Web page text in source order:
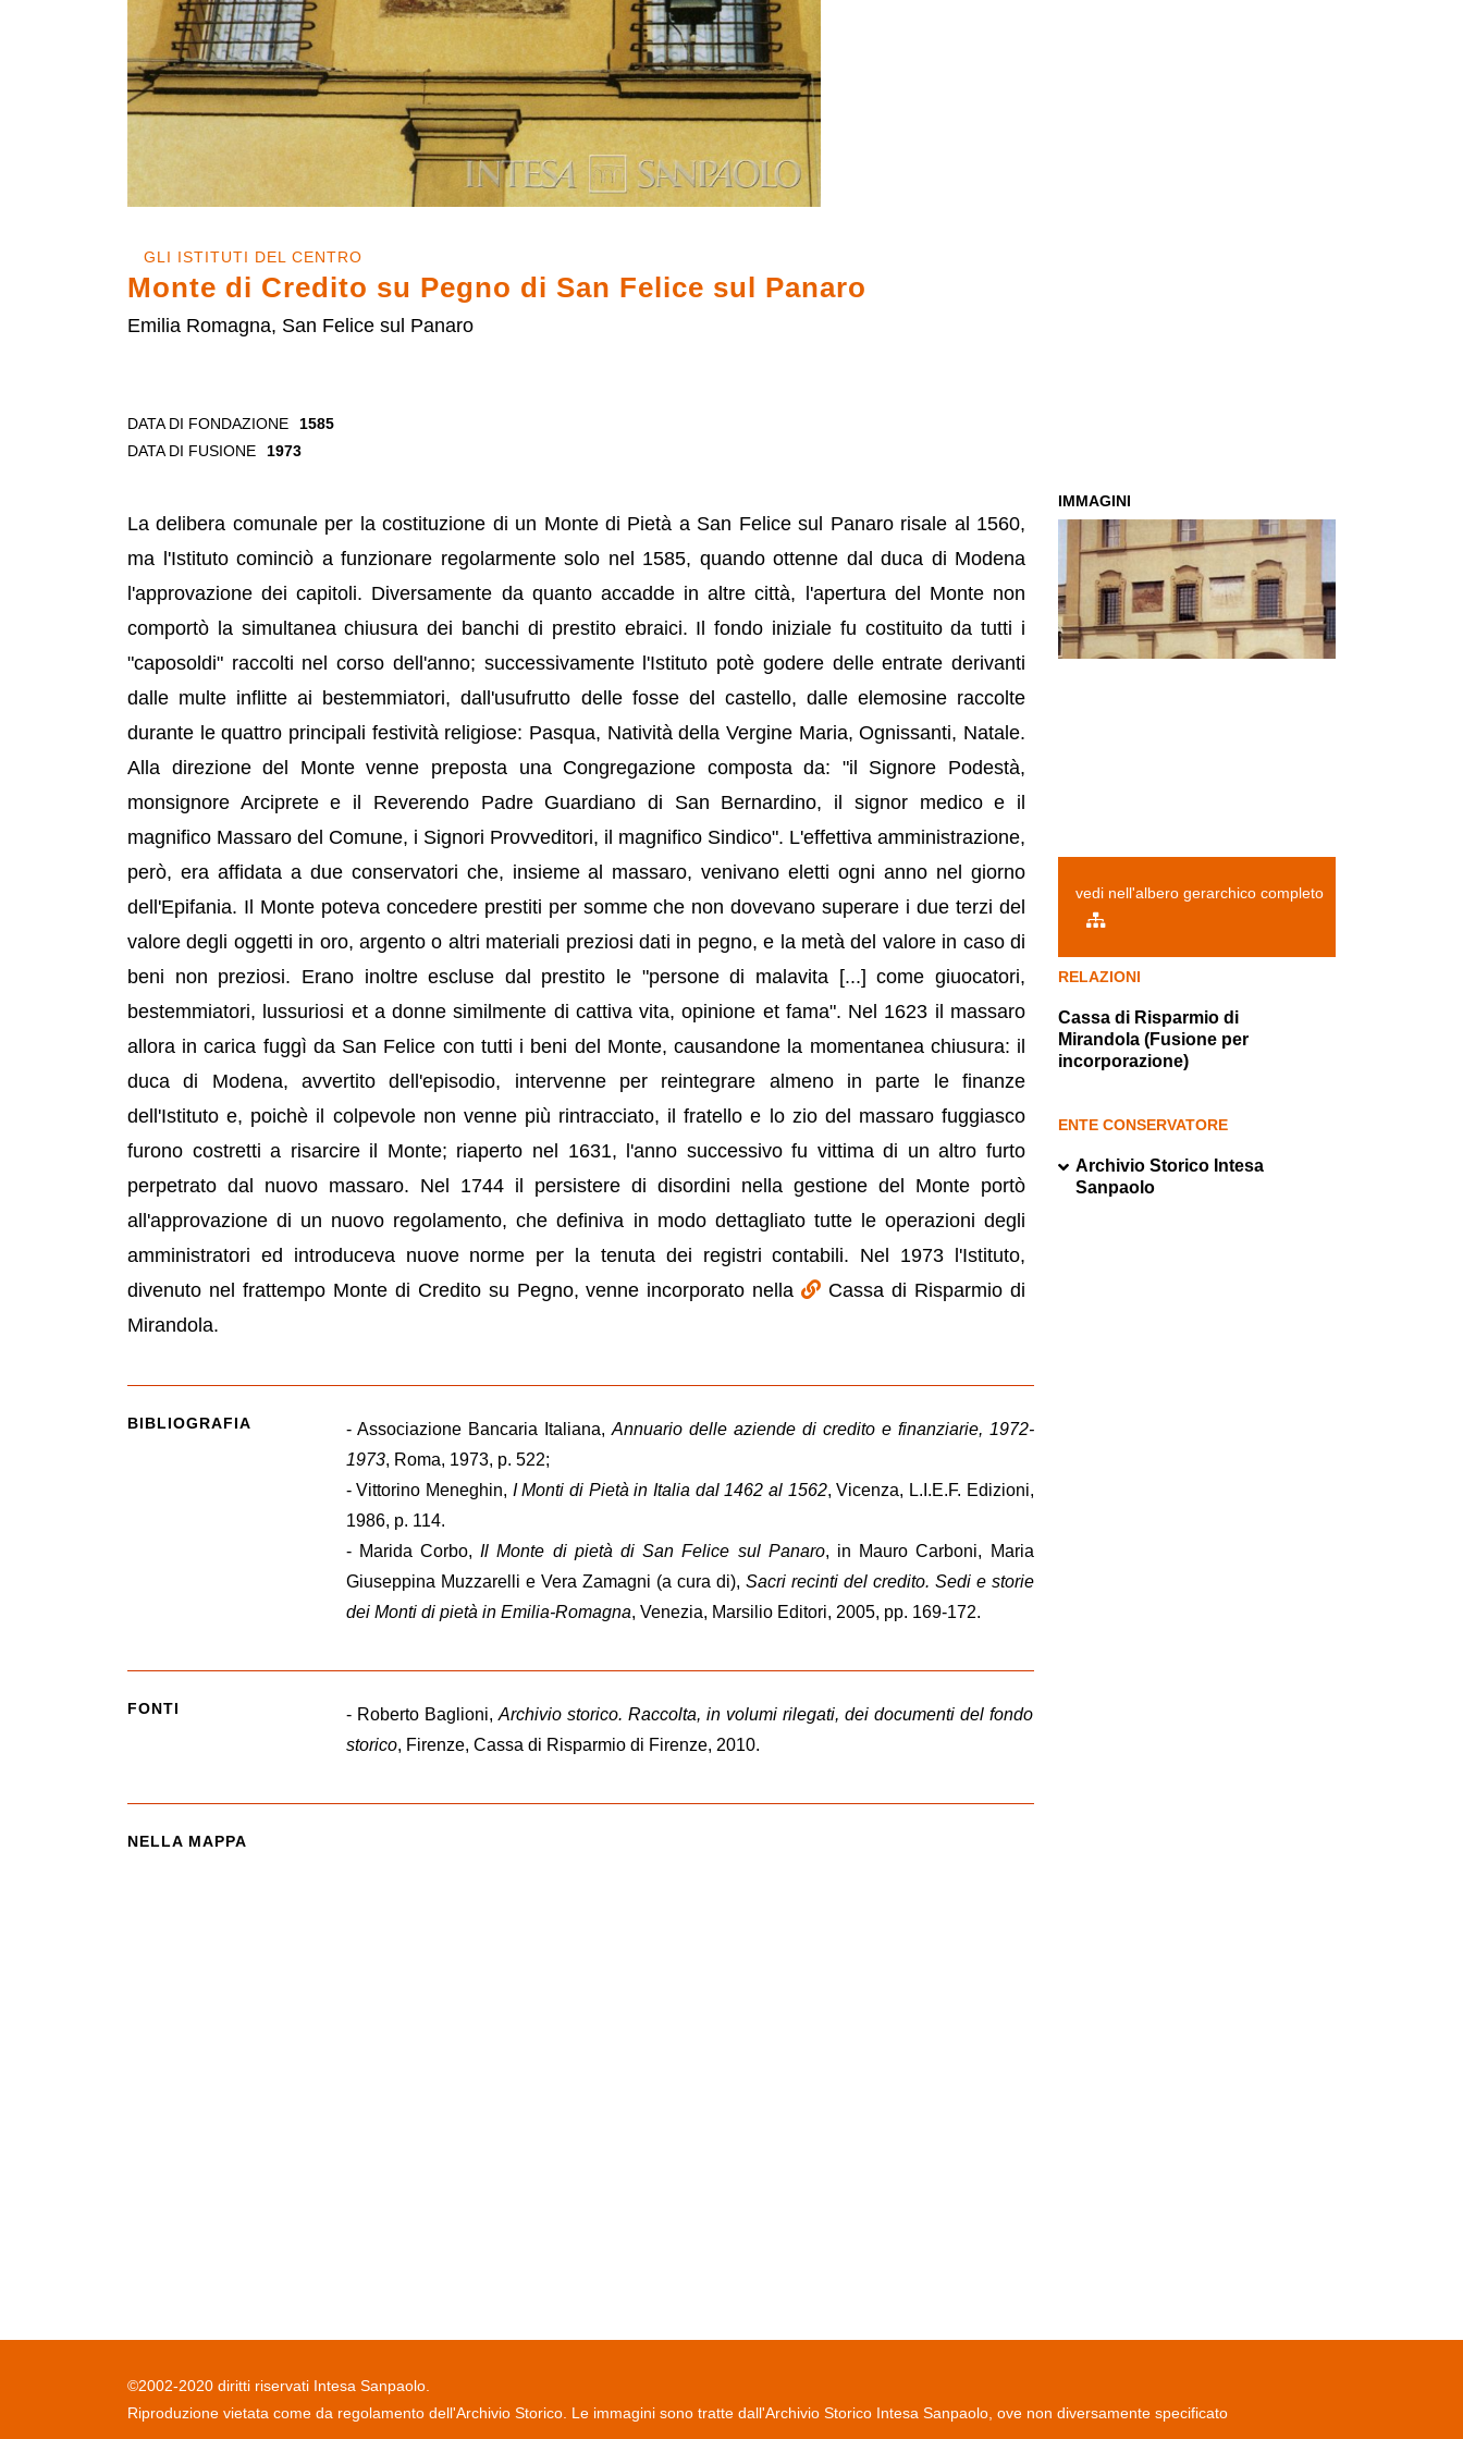
GLI ISTITUTI DEL CENTRO
Monte di Credito su Pegno di San Felice sul Panaro
Emilia Romagna, San Felice sul Panaro
DATA DI FONDAZIONE
1585
DATA DI FUSIONE
1973
La delibera comunale per la costituzione di un Monte di Pietà a San Felice sul Panaro risale al 1560,
ma l'Istituto cominciò a funzionare regolarmente solo nel 1585, quando ottenne dal duca di Modena
l'approvazione dei capitoli. Diversamente da quanto accadde in altre città, l'apertura del Monte non
comportò la simultanea chiusura dei banchi di prestito ebraici. Il fondo iniziale fu costituito da tutti i
"caposoldi" raccolti nel corso dell'anno; successivamente l'Istituto potè godere delle entrate derivanti
dalle multe inflitte ai bestemmiatori, dall'usufrutto delle fosse del castello, dalle elemosine raccolte
durante le quattro principali festività religiose: Pasqua, Natività della Vergine Maria, Ognissanti, Natale.
Alla direzione del Monte venne preposta una Congregazione composta da: "il Signore Podestà,
monsignore Arciprete e il Reverendo Padre Guardiano di San Bernardino, il signor medico e il
magnifico Massaro del Comune, i Signori Provveditori, il magnifico Sindico". L'effettiva amministrazione,
però, era affidata a due conservatori che, insieme al massaro, venivano eletti ogni anno nel giorno
dell'Epifania. Il Monte poteva concedere prestiti per somme che non dovevano superare i due terzi del
valore degli oggetti in oro, argento o altri materiali preziosi dati in pegno, e la metà del valore in caso di
beni non preziosi. Erano inoltre escluse dal prestito le "persone di malavita [...] come giuocatori,
bestemmiatori, lussuriosi et a donne similmente di cattiva vita, opinione et fama". Nel 1623 il massaro
allora in carica fuggì da San Felice con tutti i beni del Monte, causandone la momentanea chiusura: il
duca di Modena, avvertito dell'episodio, intervenne per reintegrare almeno in parte le finanze
dell'Istituto e, poichè il colpevole non venne più rintracciato, il fratello e lo zio del massaro fuggiasco
furono costretti a risarcire il Monte; riaperto nel 1631, l'anno successivo fu vittima di un altro furto
perpetrato dal nuovo massaro. Nel 1744 il persistere di disordini nella gestione del Monte portò
all'approvazione di un nuovo regolamento, che definiva in modo dettagliato tutte le operazioni degli
amministratori ed introduceva nuove norme per la tenuta dei registri contabili. Nel 1973 l'Istituto,
divenuto nel frattempo Monte di Credito su Pegno, venne incorporato nella
Cassa di Risparmio di
Mirandola.
IMMAGINI
vedi nell'albero gerarchico completo
RELAZIONI
Cassa di Risparmio di
Mirandola (Fusione per
incorporazione)
ENTE CONSERVATORE
Archivio Storico Intesa
Sanpaolo
BIBLIOGRAFIA - Associazione Bancaria Italiana, Annuario delle aziende di credito e finanziarie, 1972-
1973, Roma, 1973, p. 522;
- Vittorino Meneghin, I Monti di Pietà in Italia dal 1462 al 1562, Vicenza, L.I.E.F. Edizioni,
1986, p. 114.
- Marida Corbo,Il Monte di pietà di San Felice sul Panaro, in Mauro Carboni, Maria
Giuseppina Muzzarelli e Vera Zamagni (a cura di), Sacri recinti del credito. Sedi e storie
dei Monti di pietà in Emilia-Romagna, Venezia, Marsilio Editori, 2005, pp. 169-172.
FONTI - Roberto Baglioni, Archivio storico. Raccolta, in volumi rilegati, dei documenti del fondo
storico, Firenze, Cassa di Risparmio di Firenze, 2010.
NELLA MAPPA
©2002-2020 diritti riservati Intesa Sanpaolo.
Riproduzione vietata come da regolamento dell'Archivio Storico. Le immagini sono tratte dall'Archivio Storico Intesa Sanpaolo, ove non diversamente specificato